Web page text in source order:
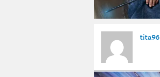
tita96